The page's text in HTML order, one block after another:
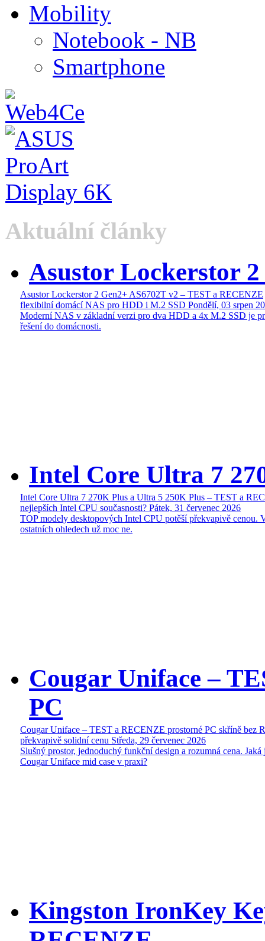
Mobility
Notebook - NB
Smartphone
Aktuální články
Asustor Lockerstor
Asustor Lockerstor 2 Gen2+ AS6702T v2 – TEST a RECENZE
flexibilní domácí NAS pro HDD i M.2 SSD Pondělí, 03 srpen
Moderní NAS v základní verzi pro dva HDD a 4x M.2 SSD je
řešení do domácnosti.
Intel Core Ultra 7
Intel Core Ultra 7 270K Plus a Ultra 5 250K Plus – TEST a
nejlepších Intel CPU současnosti? Pátek, 31 červenec 2026
TOP modely desktopových Intel CPU potěší překvapivě cenou.
ostatních ohledech už moc ne.
Cougar Uniface –
PC
Cougar Uniface – TEST a RECENZE prostorné PC skříně bez
překvapivě solidní cenu Středa, 29 červenec 2026
Slušný prostor, jednoduchý funkční design a rozumná cena. Jaká
Cougar Uniface mid case v praxi?
Kingston IronKey